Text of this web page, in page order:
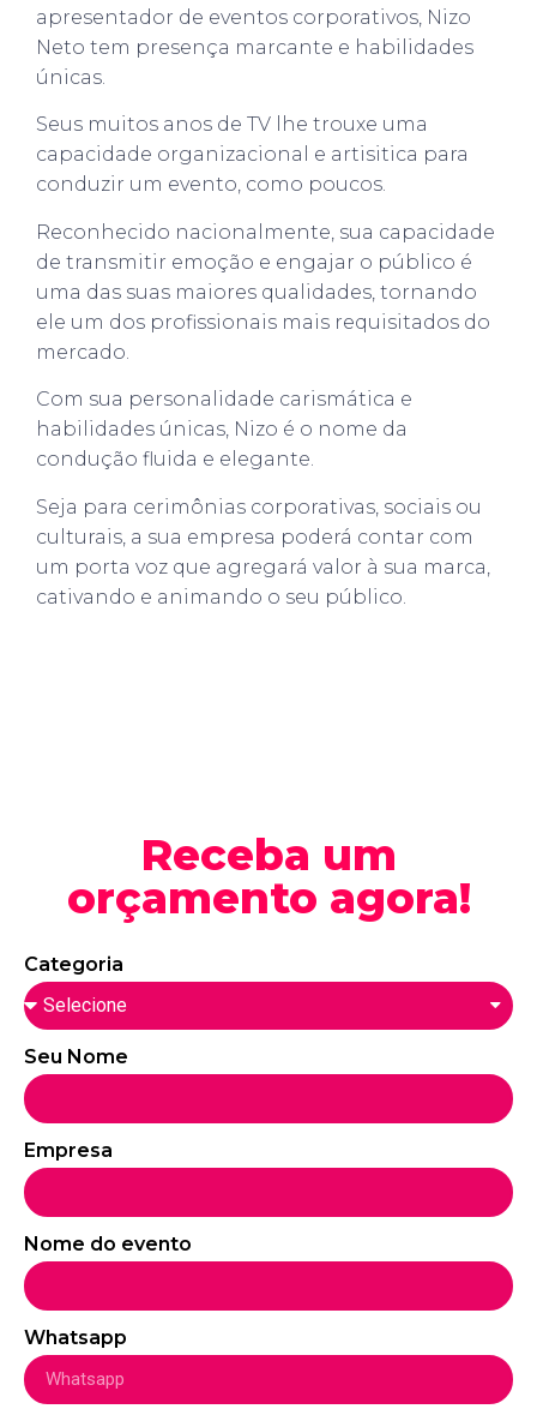
apresentador de eventos corporativos, Nizo
Neto tem presença marcante e habilidades
únicas.
Seus muitos anos de TV lhe trouxe uma
capacidade organizacional e artisitica para
conduzir um evento, como poucos.
Reconhecido nacionalmente, sua capacidade
de transmitir emoção e engajar o público é
uma das suas maiores qualidades, tornando
ele um dos profissionais mais requisitados do
mercado.
Com sua personalidade carismática e
habilidades únicas, Nizo é o nome da
condução fluida e elegante.
Seja para cerimônias corporativas, sociais ou
culturais, a sua empresa poderá contar com
um porta voz que agregará valor à sua marca,
cativando e animando o seu público.
Receba um
orçamento agora!
Categoria
Seu Nome
Empresa
Nome do evento
Whatsapp